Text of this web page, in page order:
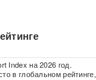
Index на 2026 год.
в глобальном рейтинге,